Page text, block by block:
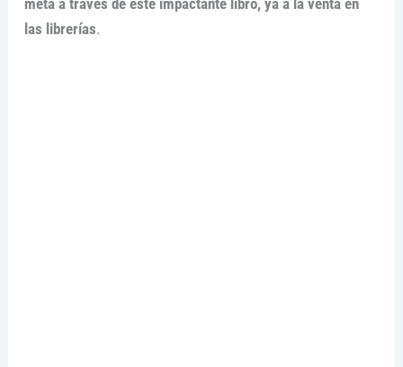
meta a través de este impactante libro, ya a la venta en
las librerías.